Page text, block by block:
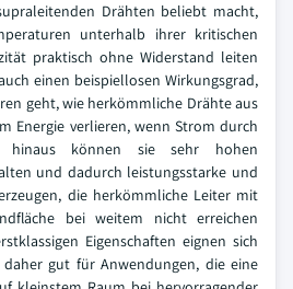
Drähten beliebt macht,
unterhalb ihrer kritischen
praktisch ohne Widerstand leiten
einen beispiellosen Wirkungsgrad,
geht, wie herkömmliche Drähte aus
Energie verlieren, wenn Strom durch
hinaus können sie sehr hohen
und dadurch leistungsstarke und
die herkömmliche Leiter mit
bei weitem nicht erreichen
Eigenschaften eignen sich
gut für Anwendungen, die eine